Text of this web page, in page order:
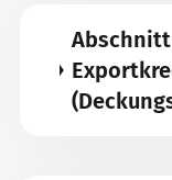
Abschnitt